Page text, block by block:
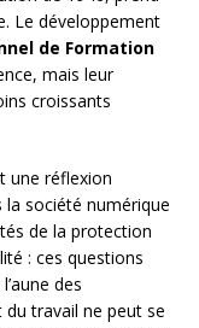
Le développement
de Formation
mais leur
croissants
une réflexion
la société numérique
de la protection
: ces questions
des
travail ne peut se